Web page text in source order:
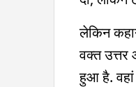
लेकिन
वक्त
हुआ है.